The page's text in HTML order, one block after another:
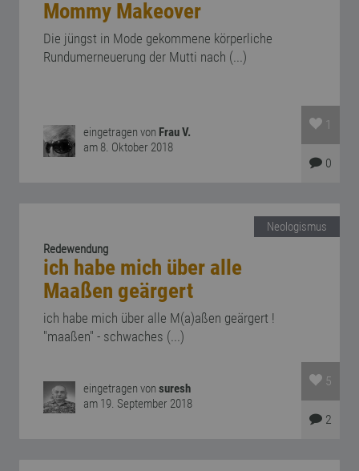
Mommy Makeover
Die jüngst in Mode gekommene körperliche
Rundumerneuerung der Mutti nach (...)
eingetragen von Frau V.
am 8. Oktober 2018
1
0
Neologismus
Redewendung
ich habe mich über alle
Maaßen geärgert
ich habe mich über alle M(a)aßen geärgert !
"maaßen" - schwaches (...)
eingetragen vonsuresh
am 19. September 2018
5
2